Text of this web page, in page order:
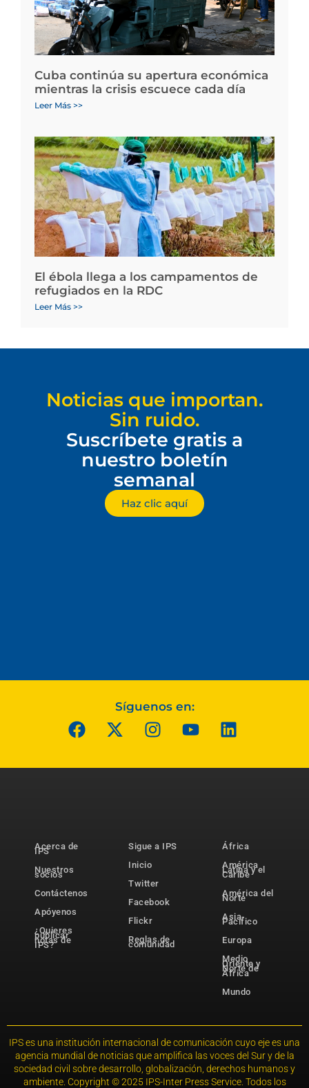
Cuba continúa su apertura económica
mientras la crisis escuece cada día
Leer Más >>
El ébola llega a los campamentos de
refugiados en la RDC
Leer Más >>
Noticias que importan.
Sin ruido.
Suscríbete gratis a
nuestro boletín
semanal
Haz clic aquí
Síguenos en:
Acerca de
IPS
Nuestros
socios
Contáctenos
Apóyenos
¿Quieres
publicar
notas de
IPS?
Sigue a IPS
Inicio
Twitter
Facebook
Flickr
Reglas de
comunidad
África
América
Latina y el
Caribe
América del
Norte
Asia-
Pacífico
Europa
Medio
Oriente y
Norte de
África
Mundo
IPS es una institución internacional de comunicación cuyo eje es una
agencia mundial de noticias que amplifica las voces del Sur y de la
sociedad civil sobre desarrollo, globalización, derechos humanos y
ambiente. Copyright © 2025 IPS-Inter Press Service. Todos los